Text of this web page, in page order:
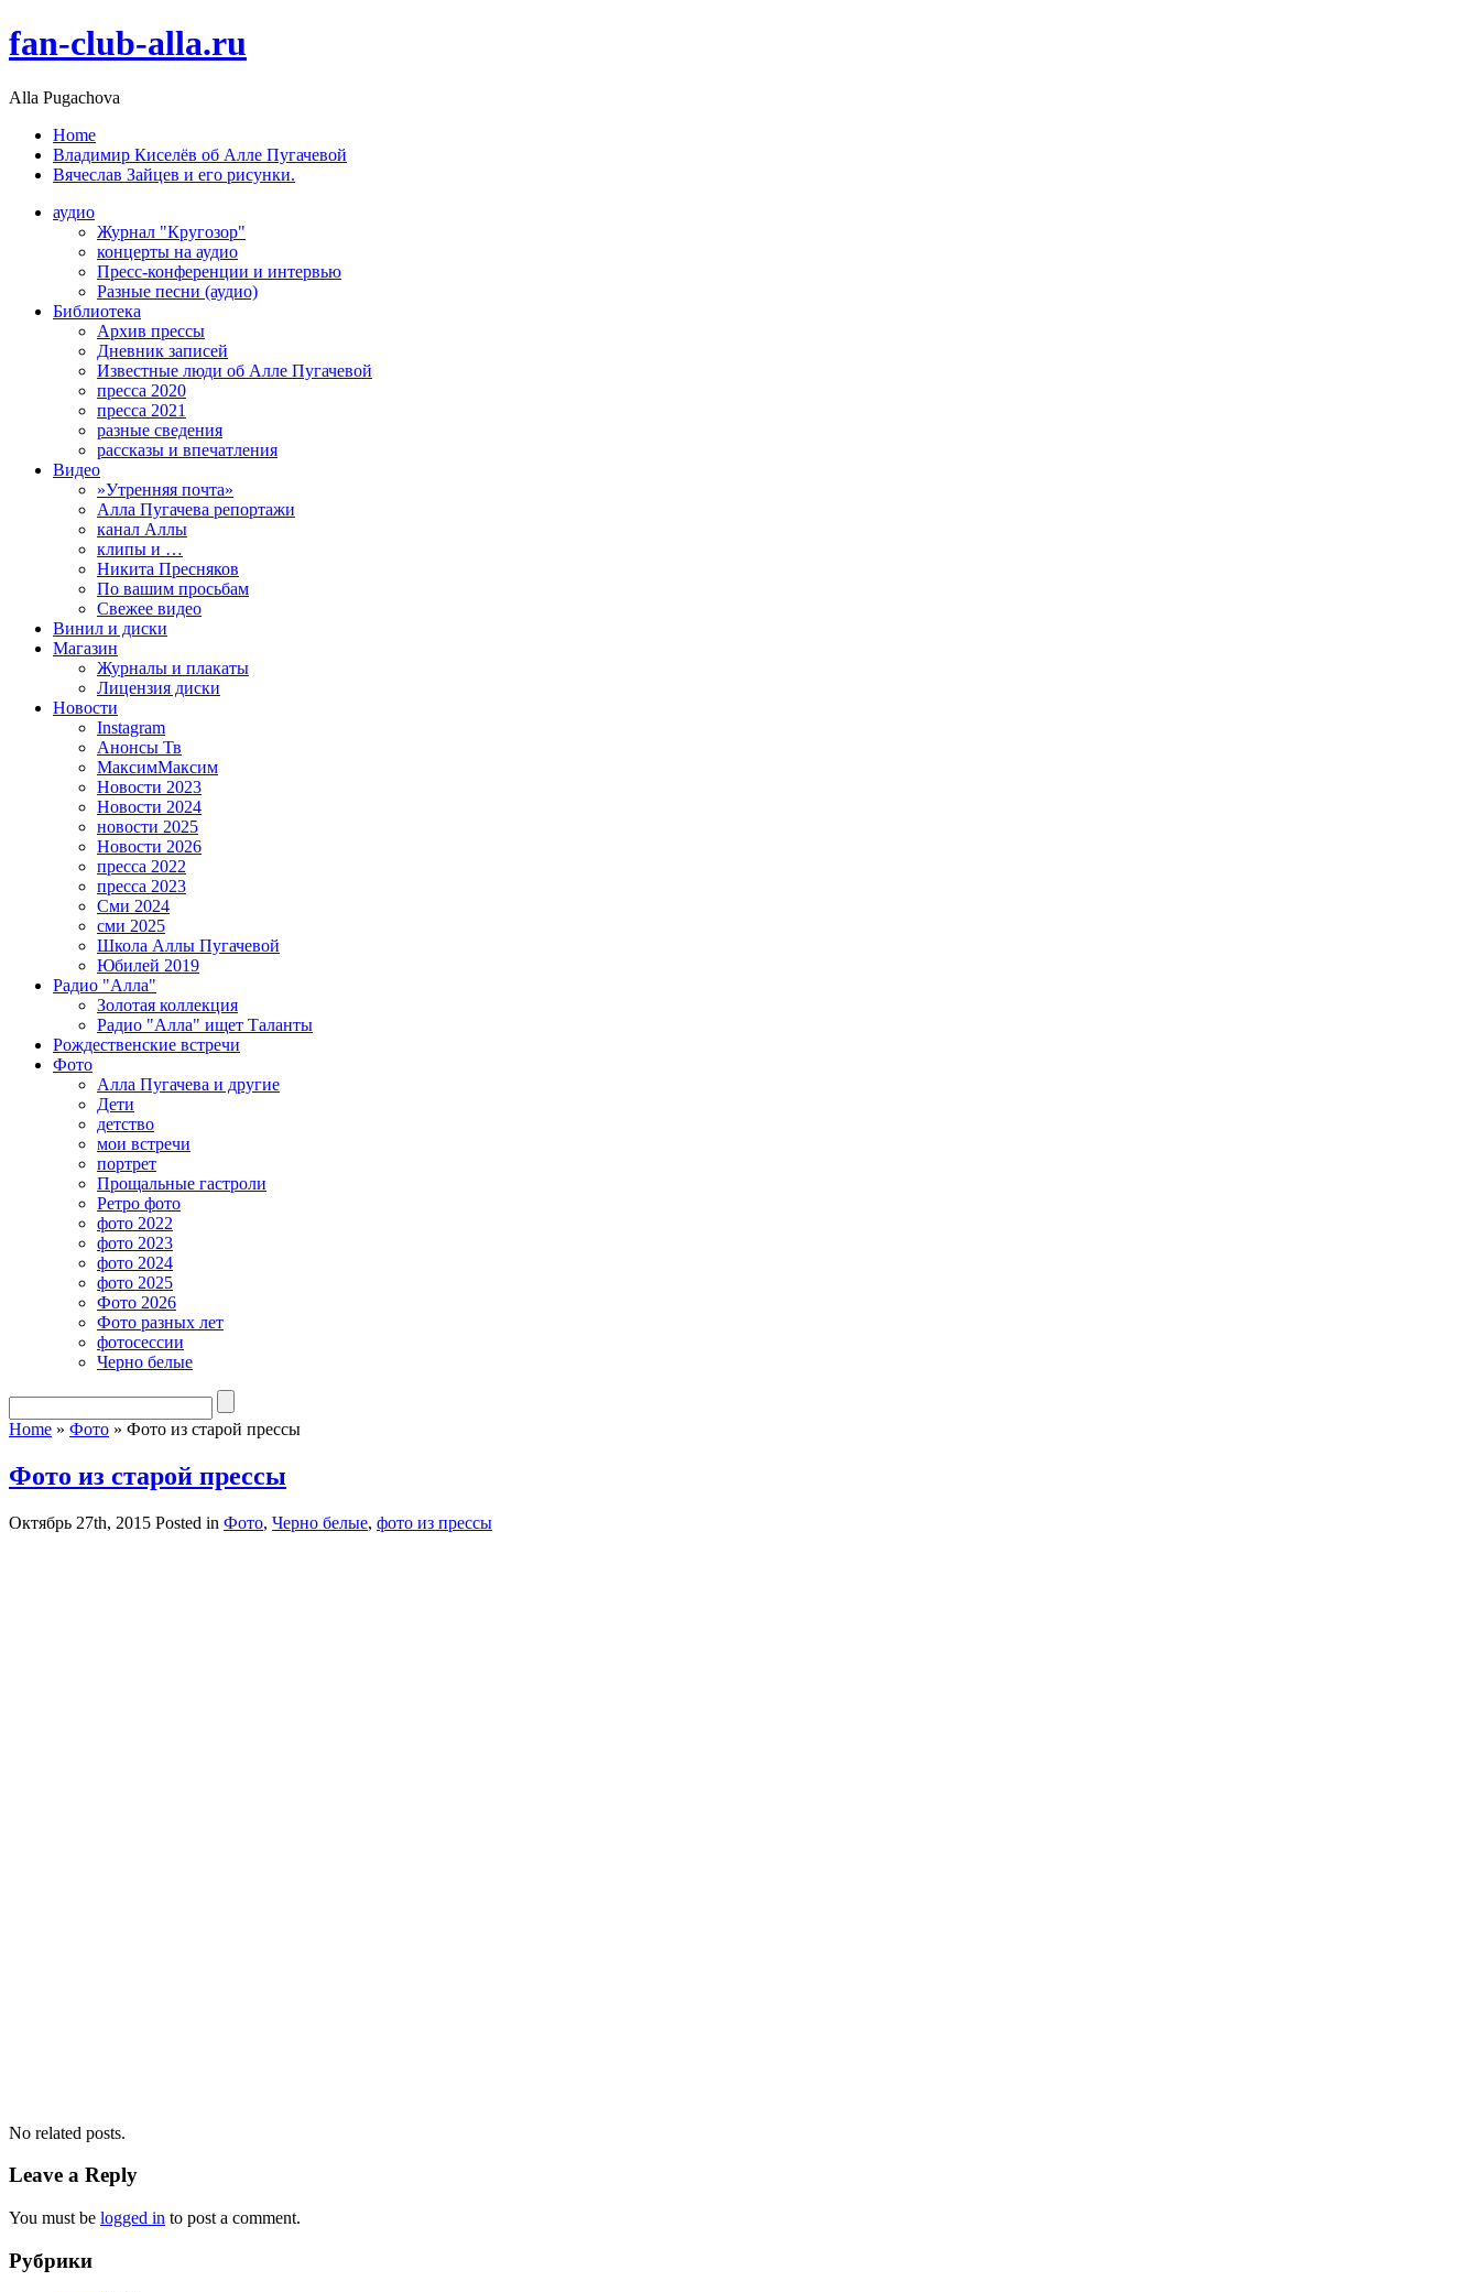
fan-club-alla.ru
Alla Pugachova
Home
Владимир Киселёв об Алле Пугачевой
Вячеслав Зайцев и его рисунки.
аудио
Журнал "Кругозор"
концерты на аудио
Пресс-конференции и интервью
Разные песни (аудио)
Библиотека
Архив прессы
Дневник записей
Известные люди об Алле Пугачевой
пресса 2020
пресса 2021
разные сведения
рассказы и впечатления
Видео
»Утренняя почта»
Алла Пугачева репортажи
канал Аллы
клипы и …
Никита Пресняков
По вашим просьбам
Свежее видео
Винил и диски
Магазин
Журналы и плакаты
Лицензия диски
Новости
Instagram
Анонсы Тв
МаксимМаксим
Новости 2023
Новости 2024
новости 2025
Новости 2026
пресса 2022
пресса 2023
Сми 2024
сми 2025
Школа Аллы Пугачевой
Юбилей 2019
Радио "Алла"
Золотая коллекция
Радио "Алла" ищет Таланты
Рождественские встречи
Фото
Алла Пугачева и другие
Дети
детство
мои встречи
портрет
Прощальные гастроли
Ретро фото
фото 2022
фото 2023
фото 2024
фото 2025
Фото 2026
Фото разных лет
фотосессии
Черно белые
Home » Фото » Фото из старой прессы
Фото из старой прессы
Октябрь 27th, 2015 Posted in Фото, Черно белые, фото из прессы
No related posts.
Leave a Reply
You must be logged in to post a comment.
Рубрики